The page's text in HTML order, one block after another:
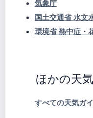
気象庁
国土交通省 水文
環境省 熱中症・
ほかの天
すべての天気ガ